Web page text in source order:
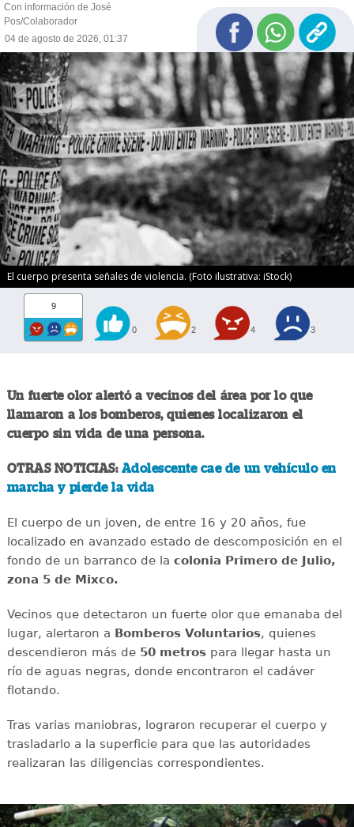
Con información de José
Pos/Colaborador
04 de agosto de 2026, 01:37
El cuerpo presenta señales de violencia. (Foto ilustrativa: iStock)
9
0 2 4 3
Un fuerte olor alertó a vecinos del área por lo que
llamaron a los bomberos, quienes localizaron el
cuerpo sin vida de una persona.
OTRAS NOTICIAS: Adolescente cae de un vehículo en
marcha y pierde la vida
El cuerpo de un joven, de entre 16 y 20 años, fue
localizado en avanzado estado de descomposición en el
fondo de un barranco de la colonia Primero de Julio,
zona 5 de Mixco.
Vecinos que detectaron un fuerte olor que emanaba del
lugar, alertaron a Bomberos Voluntarios, quienes
descendieron más de 50 metrospara llegar hasta un
río de aguas negras, donde encontraron el cadáver
flotando.
Tras varias maniobras, lograron recuperar el cuerpo y
trasladarlo a la superficie para que las autoridades
realizaran las diligencias correspondientes.